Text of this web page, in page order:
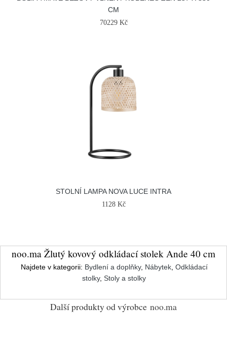
CM
70229 Kč
STOLNÍ LAMPA NOVA LUCE INTRA
1128 Kč
noo.ma Žlutý kovový odkládací stolek Ande 40 cm
Najdete v kategorii: Bydlení a doplňky, Nábytek, Odkládací
stolky, Stoly a stolky
Další produkty od výrobce noo.ma